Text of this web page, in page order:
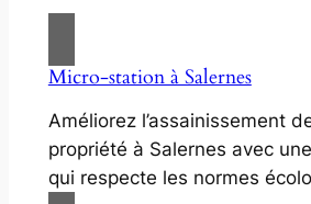
Micro-station à Salernes
Améliorez l’assainissement
propriété à Salernes avec
qui respecte les normes